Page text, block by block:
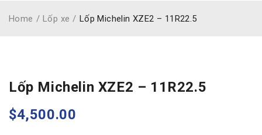
Home / Lốp xe / Lốp Michelin XZE2 – 11R22.5
Lốp Michelin XZE2 – 11R22.5
$4,500.00